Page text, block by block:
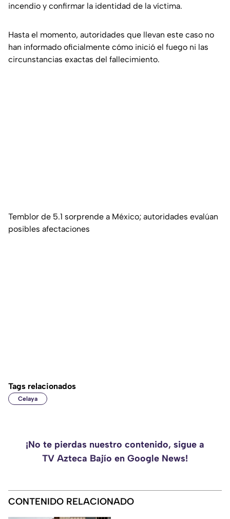
incendio y confirmar la identidad de la víctima.
Hasta el momento, autoridades que llevan este caso no
han informado oficialmente cómo inició el fuego ni las
circunstancias exactas del fallecimiento.
Temblor de 5.1 sorprende a México; autoridades evalúan
posibles afectaciones
Tags relacionados
Celaya
¡No te pierdas nuestro contenido, sigue a
TV Azteca Bajío en Google News!
CONTENIDO RELACIONADO